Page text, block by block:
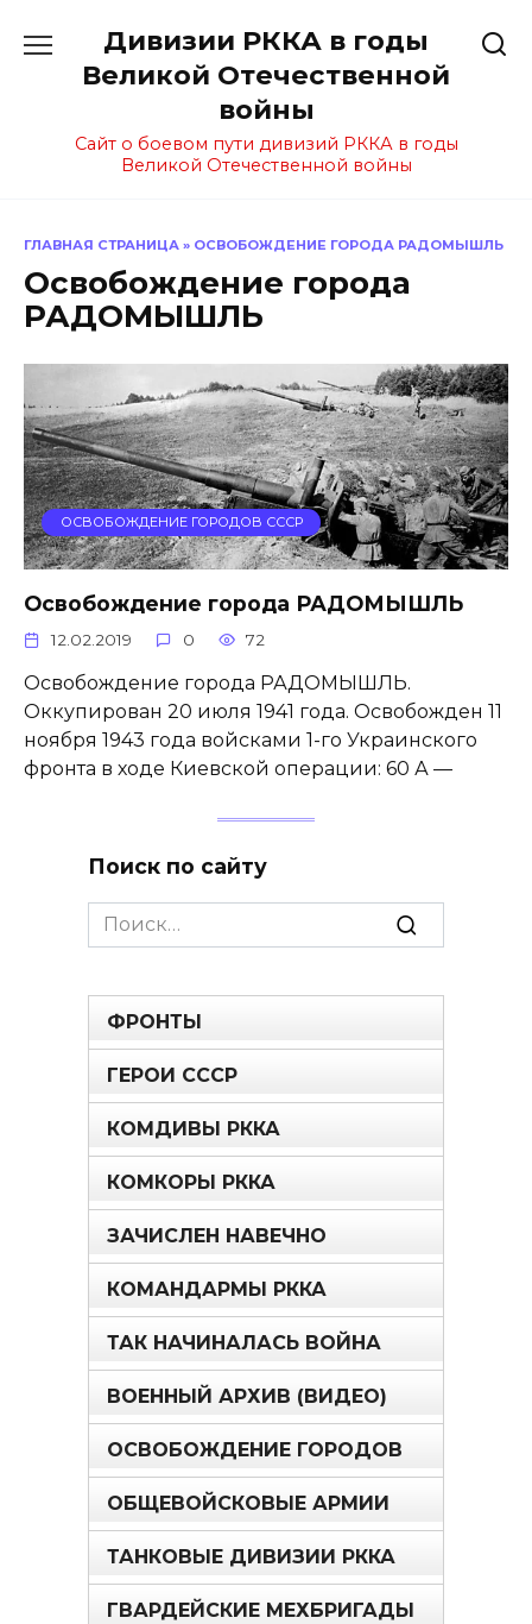
содержанию
Дивизии РККА в годы
Великой Отечественной
войны
Сайт о боевом пути дивизий РККА в годы
Великой Отечественной войны
ГЛАВНАЯ СТРАНИЦА » ОСВОБОЖДЕНИЕ ГОРОДА РАДОМЫШЛЬ
Освобождение города
РАДОМЫШЛЬ
ОСВОБОЖДЕНИЕ ГОРОДОВ СССР
Освобождение города РАДОМЫШЛЬ
12.02.2019 0 72
Освобождение города РАДОМЫШЛЬ.
Оккупирован 20 июля 1941 года. Освобожден 11
ноября 1943 года войсками 1-го Украинского
фронта в ходе Киевской операции: 60 А —
Поиск по сайту
Search
for:
ФРОНТЫ
ГЕРОИ СССР
КОМДИВЫ РККА
КОМКОРЫ РККА
ЗАЧИСЛЕН НАВЕЧНО
КОМАНДАРМЫ РККА
ТАК НАЧИНАЛАСЬ ВОЙНА
ВОЕННЫЙ АРХИВ (ВИДЕО)
ОСВОБОЖДЕНИЕ ГОРОДОВ
ОБЩЕВОЙСКОВЫЕ АРМИИ
ТАНКОВЫЕ ДИВИЗИИ РККА
ГВАРДЕЙСКИЕ МЕХБРИГАДЫ